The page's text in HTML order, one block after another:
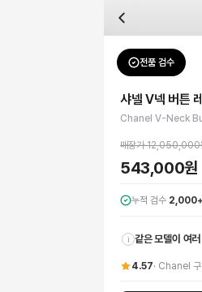
사진을 제공합니다. 가죽 재질, 로고 각
불일치, 고객 변심 모두 교환·반품이 가능
있습니다. 적립금은 1,000원 이상부터 사용
이즈 선택이 어려우시면 카카오톡 1:1 상
함과 시크함을 완벽하게 담아낸 여성 아
전품 검수
Chanel 자켓
샤넬 V넥 버튼
Chanel V-Neck
매장가12,050,000
543,000원
누적 검수
i 같은 모델이 여
4.57· Chanel